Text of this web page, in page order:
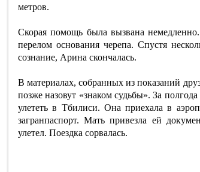
метров.
Скорая помощь была вызвана
перелом основания черепа. Спустя
сознание, Арина скончалась.
В материалах, собранных из показаний
позже назовут «знаком судьбы». За
улететь в Тбилиси. Она приехала в
загранпаспорт. Мать привезла ей
улетел. Поездка сорвалась.